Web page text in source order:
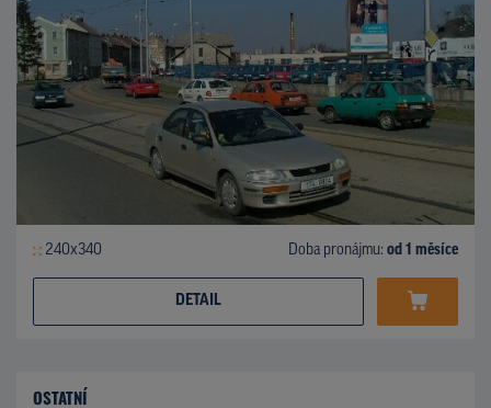
240x340 Doba pronájmu: od 1 měsíce
DETAIL
OSTATNÍ